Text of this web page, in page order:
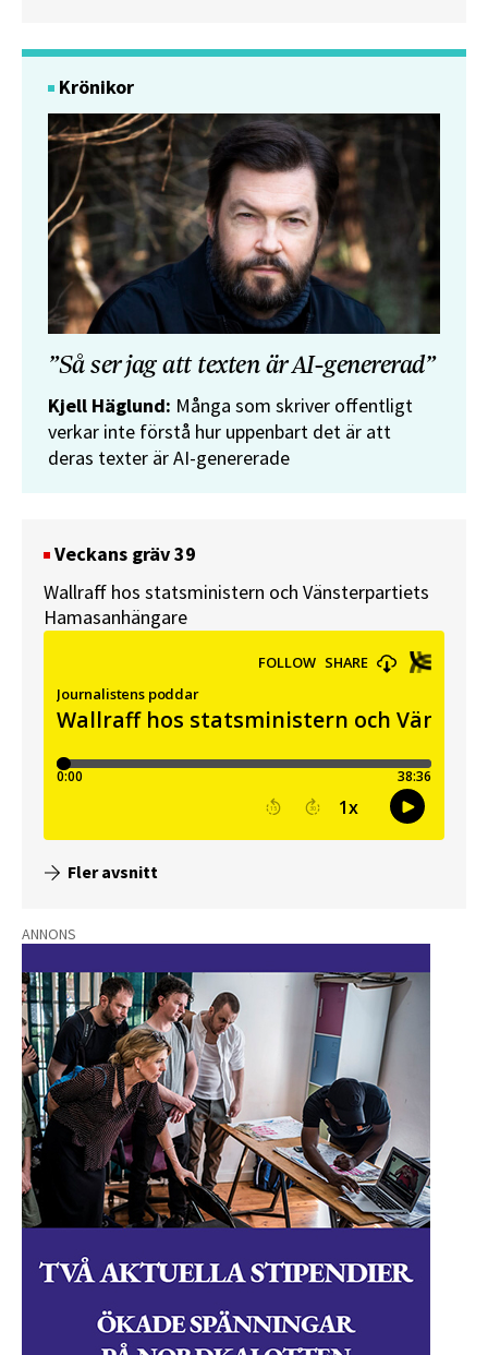
Krönikor
”Så ser jag att texten är AI-genererad”
Kjell Häglund: Många som skriver offentligt
verkar inte förstå hur uppenbart det är att
deras texter är AI-genererade
Veckans gräv 39
Wallraff hos statsministern och Vänsterpartiets
Hamasanhängare
Fler avsnitt
ANNONS